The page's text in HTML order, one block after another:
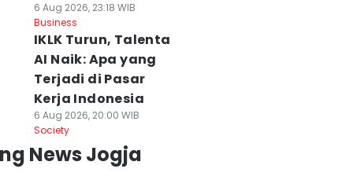
6 Aug 2026, 23:18 WIB
Business
IKLK Turun, Talenta
AI Naik: Apa yang
Terjadi di Pasar
Kerja Indonesia
6 Aug 2026, 20:00 WIB
Society
News Jogja